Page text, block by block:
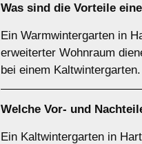
Was sind die Vorteile
Ein Warmwintergarten in
erweiterter Wohnraum
bei einem Kaltwintergarten.
Welche Vor- und
Ein Kaltwintergarten in